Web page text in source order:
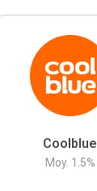
Coolblue
Moy. 1.5%